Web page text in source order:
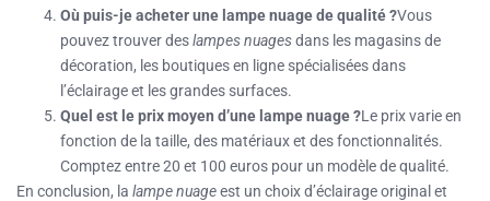
Où puis-je acheter une lampe nuage de qualité ?Vous
pouvez trouver deslampes nuagesdans les magasins de
décoration, les boutiques en ligne spécialisées dans
l’éclairage et les grandes surfaces.
Quel est le prix moyen d’une lampe nuage ?Le prix varie en
fonction de la taille, des matériaux et des fonctionnalités.
Comptez entre 20 et 100 euros pour un modèle de qualité.
En conclusion, la lampe nuageest un choix d’éclairage original et